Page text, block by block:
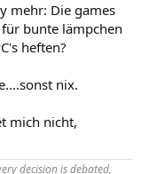
mehr: Die games
bunte lämpchen
heften?
nix.
mich nicht,
decision is debated,